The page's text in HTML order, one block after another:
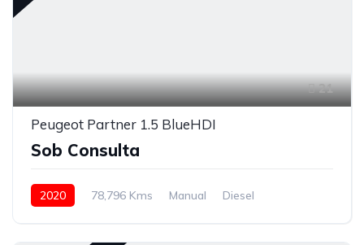
21
Peugeot Partner 1.5 BlueHDI
Sob Consulta
2020 78,796 Kms Manual
Diesel